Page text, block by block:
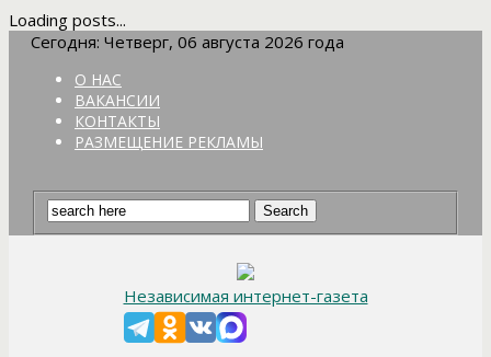
Loading posts...
Сегодня: Четверг, 06 августа 2026 года
О НАС
ВАКАНСИИ
КОНТАКТЫ
РАЗМЕЩЕНИЕ РЕКЛАМЫ
Независимая интернет-газета